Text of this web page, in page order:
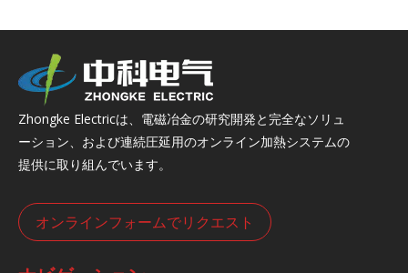
Zhongke Electricは、電磁冶金の研究開発と完全なソリュ
ーション、および連続圧延用のオンライン加熱システムの
提供に取り組んでいます。
オンラインフォームでリクエスト